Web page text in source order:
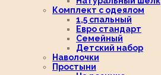
Комплект с одеялом
1,5 спальный
Евро стандарт
Семейный
Детский набор
Наволочки
Простыни